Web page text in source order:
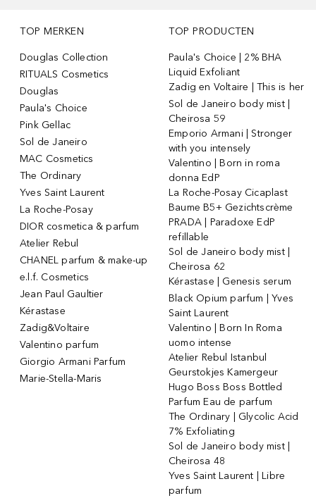
TOP MERKEN
Douglas Collection
RITUALS Cosmetics
Douglas
Paula's Choice
Pink Gellac
Sol de Janeiro
MAC Cosmetics
The Ordinary
Yves Saint Laurent
La Roche-Posay
DIOR cosmetica & parfum
Atelier Rebul
CHANEL parfum & make-up
e.l.f. Cosmetics
Jean Paul Gaultier
Kérastase
Zadig&Voltaire
Valentino parfum
Giorgio Armani Parfum
Marie-Stella-Maris
TOP PRODUCTEN
Paula's Choice | 2% BHA
Liquid Exfoliant
Zadig en Voltaire | This is her
Sol de Janeiro body mist |
Cheirosa 59
Emporio Armani | Stronger
with you intensely
Valentino | Born in roma
donna EdP
La Roche-Posay Cicaplast
Baume B5+ Gezichtscrème
PRADA | Paradoxe EdP
refillable
Sol de Janeiro body mist |
Cheirosa 62
Kérastase | Genesis serum
Black Opium parfum | Yves
Saint Laurent
Valentino | Born In Roma
uomo intense
Atelier Rebul Istanbul
Geurstokjes Kamergeur
Hugo Boss Boss Bottled
Parfum Eau de parfum
The Ordinary | Glycolic Acid
7% Exfoliating
Sol de Janeiro body mist |
Cheirosa 48
Yves Saint Laurent | Libre
parfum